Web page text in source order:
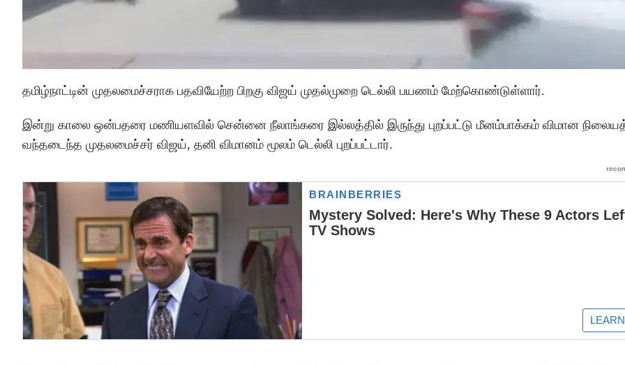
தமிழ்நாட்டின் முதலமைச்சராக பதவியேற்ற பிறகு விஜய் முதல்முறை டெல்லி பயணம் மேற்கொண்டுள்ளார்.
இன்று காலை ஒன்பதரை மணியளவில் சென்னை நீலாங்கரை இல்லத்தில் இருந்து புறப்பட்டு மீனம்பாக்கம் விமான
வந்தடைந்த முதலமைச்சர் விஜய், தனி விமானம் மூலம் டெல்லி புறப்பட்டார்.